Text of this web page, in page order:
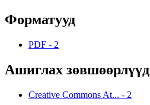
Форматууд
PDF - 2
Ашиглах зөвшөөрлүүд
Creative Commons At... - 2